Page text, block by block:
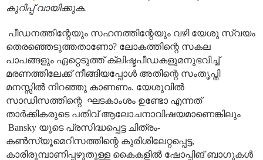
കുറിപ്പ് വായിക്കുക.
പീഡനത്തിന്റേയും സഹനത്തിന്റേയും വഴി യേശു സ്വയം
തെരഞ്ഞെടുത്തതാണോ? ലോകത്തിന്റെ സകല
പാപങ്ങളും ഏറ്റെടുത്ത് ക്ലിഷ്ടപീഡകളുമനുഭവിച്ച്
മരണത്തിലേക്ക് നീങ്ങിയപ്പോൾ അതിന്റെ സംതൃപ്തി
മനസ്സിൽ നിറഞ്ഞു കാണണം. യേശുവിൽ
സാഡിസത്തിന്റെ ഘടകാംശം ഉണ്ടോ എന്നത്
താർക്കികരുടെ പതിവ് ആലോചനാവിഷയമാണെങ്കിലും
Bansky യുടെ പ്രസിദ്ധപ്പെട്ട ചിത്രം-
കൺസ്യൂമെറിസത്തിന്റെ കുരിശിലേറ്റപ്പെട്ട,
കാരിരുമ്പാണിപ്പഴുതുള്ള കൈകളിൽ ഷോപ്പിങ് ബാഗുകൾ